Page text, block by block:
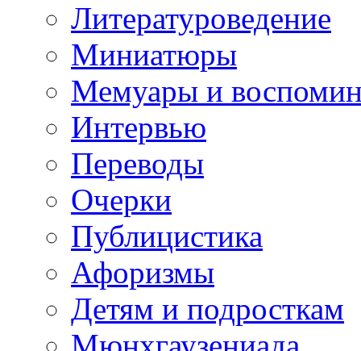
Литературоведение
Миниатюры
Мемуары и
Интервью
Переводы
Очерки
Публицистика
Афоризмы
Детям и подросткам